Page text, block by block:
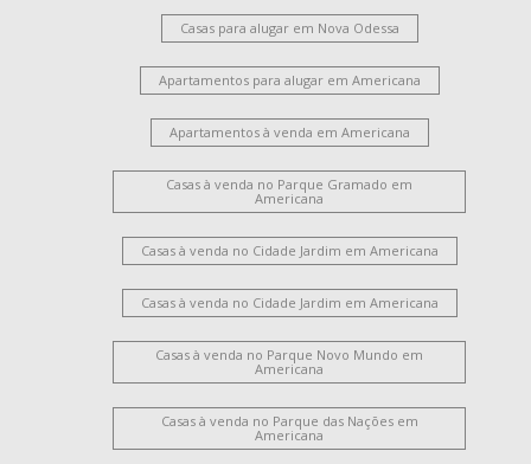
Casas para alugar em Nova Odessa
Apartamentos para alugar em Americana
Apartamentos à venda em Americana
Casas à venda no Parque Gramado em
Americana
Casas à venda no Cidade Jardim em Americana
Casas à venda no Cidade Jardim em Americana
Casas à venda no Parque Novo Mundo em
Americana
Casas à venda no Parque das Nações em
Americana